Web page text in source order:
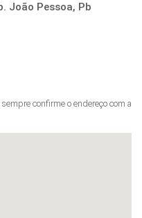
João Pessoa, Pb
confirme o endereço com a